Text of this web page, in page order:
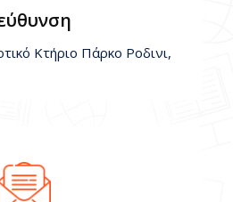
Κτήριο Πάρκο Ροδινι,